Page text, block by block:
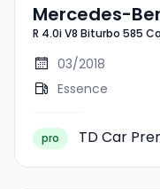
Mercedes-
4.0i V8
Carbone
R 4.0i V8 Biturbo 585
03/2018
Essence
pro TD Car